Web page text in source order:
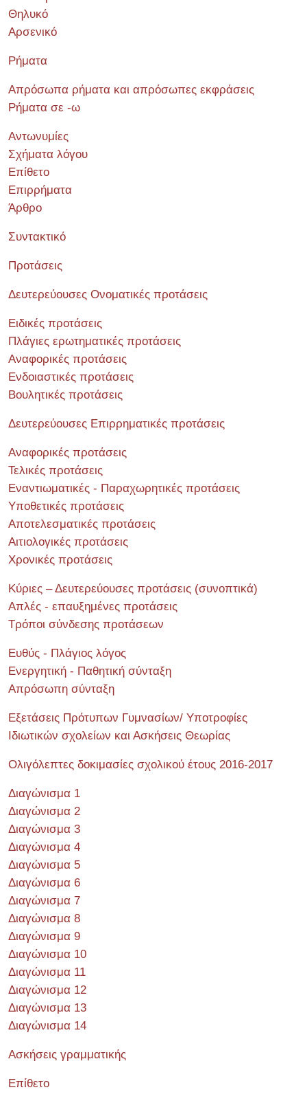
Θηλυκό
Αρσενικό
Ρήματα
Απρόσωπα ρήματα και απρόσωπες εκφράσεις
Ρήματα σε -ω
Αντωνυμίες
Σχήματα λόγου
Επίθετο
Επιρρήματα
Άρθρο
Συντακτικό
Προτάσεις
Δευτερεύουσες Ονοματικές προτάσεις
Ειδικές προτάσεις
Πλάγιες ερωτηματικές προτάσεις
Αναφορικές προτάσεις
Ενδοιαστικές προτάσεις
Βουλητικές προτάσεις
Δευτερεύουσες Επιρρηματικές προτάσεις
Αναφορικές προτάσεις
Τελικές προτάσεις
Εναντιωματικές - Παραχωρητικές προτάσεις
Υποθετικές προτάσεις
Αποτελεσματικές προτάσεις
Αιτιολογικές προτάσεις
Χρονικές προτάσεις
Κύριες – Δευτερεύουσες προτάσεις (συνοπτικά)
Απλές - επαυξημένες προτάσεις
Τρόποι σύνδεσης προτάσεων
Ευθύς - Πλάγιος λόγος
Ενεργητική - Παθητική σύνταξη
Απρόσωπη σύνταξη
Εξετάσεις Πρότυπων Γυμνασίων/ Υποτροφίες
Ιδιωτικών σχολείων και Ασκήσεις Θεωρίας
Ολιγόλεπτες δοκιμασίες σχολικού έτους 2016-2017
Διαγώνισμα 1
Διαγώνισμα 2
Διαγώνισμα 3
Διαγώνισμα 4
Διαγώνισμα 5
Διαγώνισμα 6
Διαγώνισμα 7
Διαγώνισμα 8
Διαγώνισμα 9
Διαγώνισμα 10
Διαγώνισμα 11
Διαγώνισμα 12
Διαγώνισμα 13
Διαγώνισμα 14
Ασκήσεις γραμματικής
Επίθετο